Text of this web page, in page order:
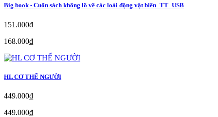
Big book - Cuốn sách khổng lồ về các loài động vật biển_TT_USB
151.000₫
168.000₫
HL CƠ THỂ NGƯỜI
449.000₫
449.000₫